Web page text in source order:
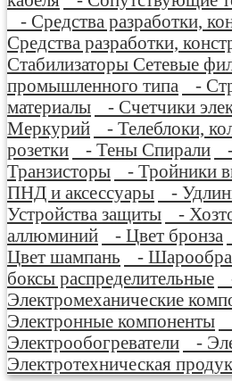
- Средства разработки,
Средства разработки,
Стабилизаторы Сетевые
промышленного типа
-
материалы
- Счетчики
Меркурий
- Телеблоки,
розетки
- Тены Спирали
Транзисторы
- Тройники
ПНД и аксессуары
-
Устройства защиты
-
аллюминий
- Цвет бронза
Цвет шампань
-
боксы распределительные
Электромеханические
Электронные компоненты
Электрообогреватели
-
Электротехническая